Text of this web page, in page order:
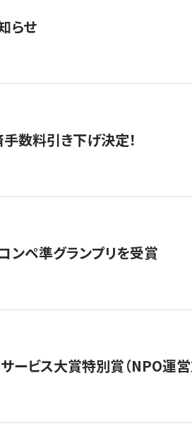
らせ
数料引き下げ決定！
ンペ準グランプリを受賞
ービス大賞特別賞（NPO運